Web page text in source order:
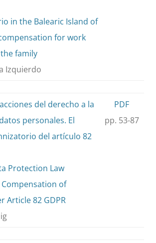
in the Balearic Island of
for work
family
Izquierdo
del derecho a la
personales. El
del artículo 82
Protection Law
of
Article 82 GDPR
PDF
pp. 53-87